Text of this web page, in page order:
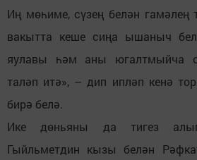
Иң мөһиме, сүзең белән гамәлең
вакытта кеше сиңа ышаныч
яулавы һәм аны югалтмыйча
таләп итә», – дип ипләп кенә
бирә белә.
Ике дөньяны да тигез
Гыйльметдин кызы белән